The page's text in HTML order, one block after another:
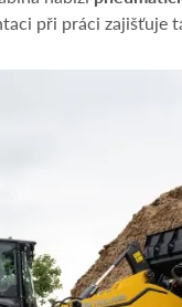
při práci zajišťuje